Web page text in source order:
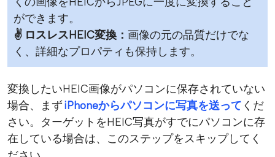
くの画像をHEICからJPEGに一度に変換すること
ができます。
✌ ロスレスHEIC変換： 画像の元の品質だけでな
く、詳細なプロパティも保持します。
変換したいHEIC画像がパソコンに保存されていない
場合、まずiPhoneからパソコンに写真を送って くだ
さい。ターゲットをHEIC写真がすでにパソコンに存
在している場合は、このステップをスキップしてく